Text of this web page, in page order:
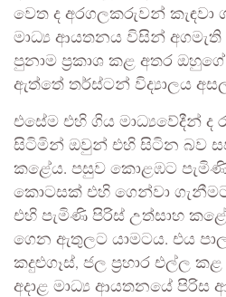
වෙත ද අරගලකරුවන් කැඳවා
මාධ්‍ය ආයතනය විසින්
පුනාම ප්‍රකාශ කළ අතර
ඇත්තේ තර්ස්ටන් විද්‍යාලය
එසේම එහි ගිය මාධ්‍යවේදීන් ද
සිටිමින් ඔවුන් එහි සිටින බව
කළේය. පසුව කොළඹට
කොටසක් එහි ගෙන්වා
එහි පැමිණි පිරිස් උත්සාහ
ගෙන ඇතුලට යාමටය. එය
කදුළුගෑස්, ජල ප්‍රහාර එල්ල
අදාළ මාධ්‍ය ආයතනයේ පිරිස